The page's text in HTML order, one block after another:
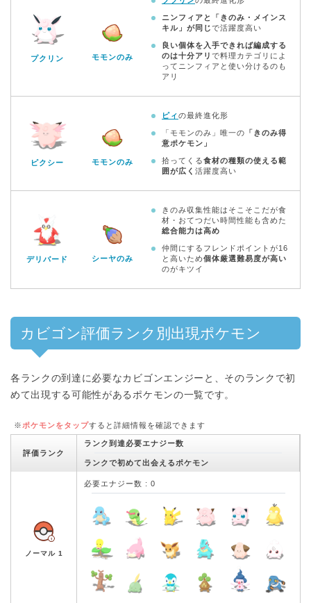
プクリン モモンのみ
ニンフィアと「きのみ・メインス
キル」が同じで活躍度高い
良い個体を入手できれば編成する
のは十分アリ で料理カテゴリによ
ってニンフィアと使い分けるのも
アリ
ピクシー モモンのみ
ピィの最終進化形
「モモンのみ」唯一の 「きのみ得
意ポケモン」
拾ってくる食材の種類の使える範
囲が広く 活躍度高い
デリバード シーヤのみ
きのみ収集性能はそこそこだが食
材・おてつだい時間性能も含めた
総合能力は高め
仲間にするフレンドポイントが16
と高いため個体厳選難易度が高い
のがキツイ
カビゴン評価ランク別出現ポケモン
各ランクの到達に必要なカビゴンエンジーと、そのランクで初
めて出現する可能性があるポケモンの一覧です。
※ ポケモンをタップすると詳細情報を確認できます
評価ランク
ランク到達必要エナジー数
ランクで初めて出会えるポケモン
ノーマル 1
必要エナジー数 : 0